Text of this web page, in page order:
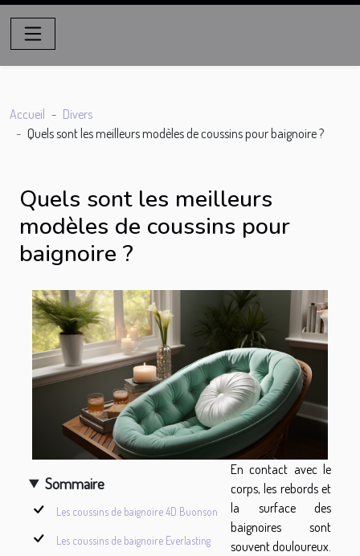
Accueil
Divers
Quels sont les meilleurs modèles de coussins pour baignoire ?
Quels sont les meilleurs
modèles de coussins pour
baignoire ?
Sommaire
Les coussins de baignoire 4D Buonson
Les coussins de baignoire Everlasting
En contact avec le
corps, les rebords et
la surface des
baignoires sont
souvent douloureux.